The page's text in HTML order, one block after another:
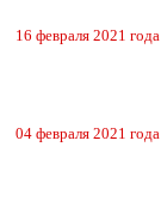
16 февраля 2021 года
04 февраля 2021 года